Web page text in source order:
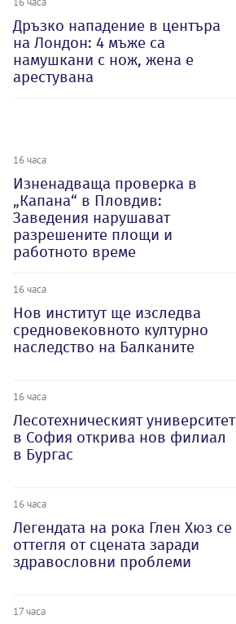
Дръзко нападение в центъра
на Лондон: 4 мъже са
намушкани с нож, жена е
арестувана
16 часа
Изненадваща проверка в
„Капана“ в Пловдив:
Заведения нарушават
разрешените площи и
работното време
16 часа
Нов институт ще изследва
средновековното културно
наследство на Балканите
16 часа
Лесотехническият университет
в София открива нов филиал
в Бургас
16 часа
Легендата на рока Глен Хюз се
оттегля от сцената заради
здравословни проблеми
17 часа